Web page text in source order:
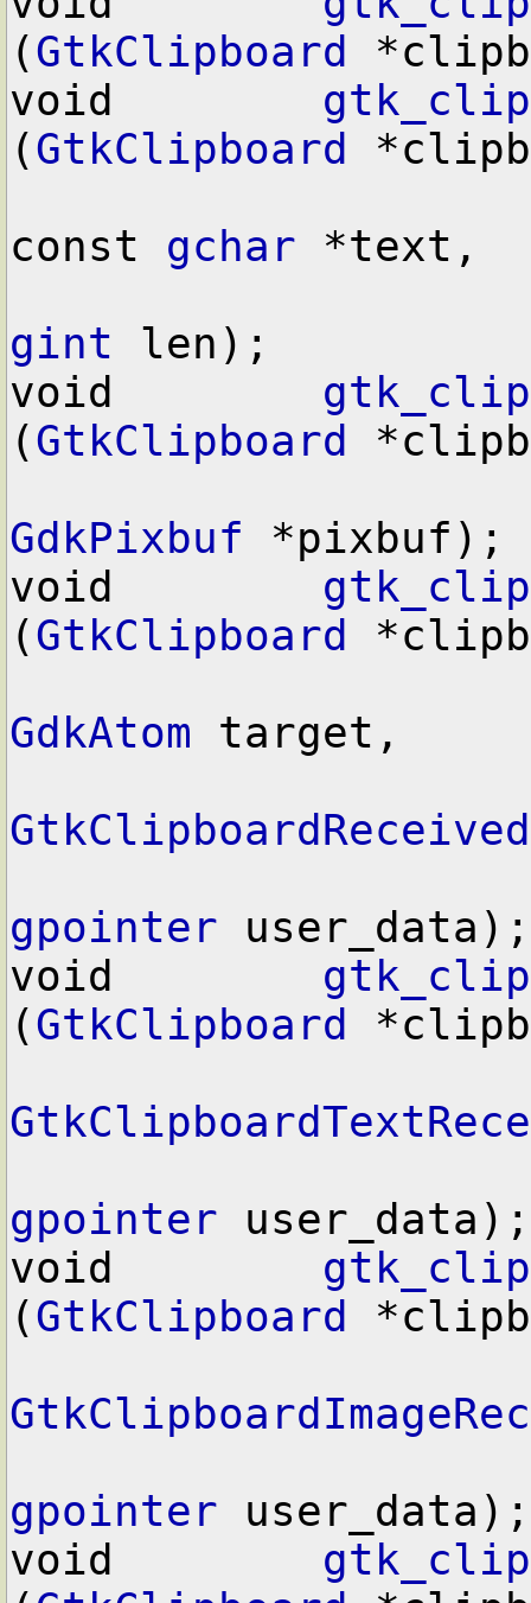
(GtkClipboard
void
(GtkClipboard
const gchar *text,
gint len);
void
(GtkClipboard
GdkPixbuf *pixbuf);
void
(GtkClipboard
GdkAtom target,
gpointer user_data);
void
(GtkClipboard
gpointer user_data);
void
(GtkClipboard
gpointer user_data);
void